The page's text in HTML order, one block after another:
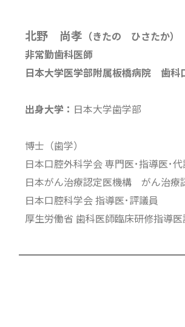
北野 尚孝 （きたの ひさたか）
非常勤歯科医師
日本大学医学部附属板橋病院 歯
出身大学： 日本大学歯学部
博士（歯学）
日本口腔外科学会 専門医･指導医･代
日本がん治療認定医機構 がん治療
日本口腔科学会 指導医･評議員
厚生労働省 歯科医師臨床研修指導